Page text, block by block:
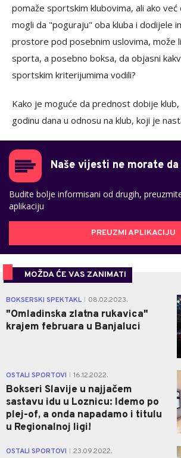
pomaže sportskim klubovima, ali ako već
mogli da "poguraju" oba kluba i dodijele
prostore pod posebnim uslovima, može
sporta, a posebno boksa, da objasni
sportskim kriterijumima vodili?
Kako je moguće da prednost dobije
godinu dana u odnosu na klub, koji je
Naše vijesti ne morate
Budite bolje informisani od drugih,
aplikaciju
PREUZMI APLIKACIJU
MOŽDA ĆE VAS ZANIMATI
BOKSERSKI SPEKTAKL 08.02.2023.
"Omladinska zlatna rukavica"
krajem februara u Banjaluci
OSTALI SPORTOVI 16.12.2022.
Bokseri Slavije u najjačem
sastavu idu u Loznicu: Idemo po
plej-of, a onda napadamo i titulu
u Regionalnoj ligi!
OSTALI SPORTOVI 23.09.2022.